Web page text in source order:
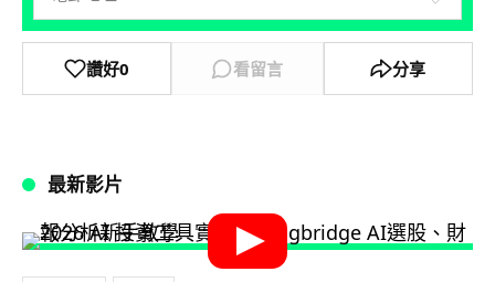
讚好0 看留言 分享
最新影片